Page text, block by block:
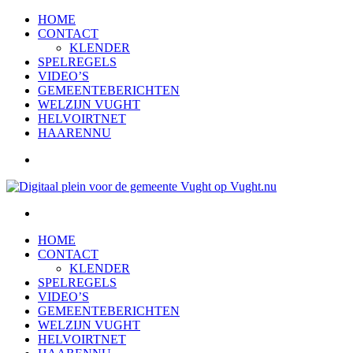
HOME
CONTACT
KLENDER
SPELREGELS
VIDEO’S
GEMEENTEBERICHTEN
WELZIJN VUGHT
HELVOIRTNET
HAARENNU
HOME
CONTACT
KLENDER
SPELREGELS
VIDEO’S
GEMEENTEBERICHTEN
WELZIJN VUGHT
HELVOIRTNET